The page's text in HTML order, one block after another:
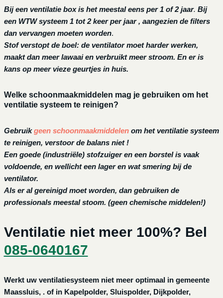
Bij een ventilatie box is het meestal eens per 1 of 2 jaar. Bij
een WTW systeem 1 tot 2 keer per jaar , aangezien de filters
dan vervangen moeten worden.
Stof verstopt de boel: de ventilator moet harder werken,
maakt dan meer lawaai en verbruikt meer stroom. En er is
kans op meer vieze geurtjes in huis.
Welke schoonmaakmiddelen mag je gebruiken om het
ventilatie systeem te reinigen?
Gebruikgeen schoonmaakmiddelen om het ventilatie systeem
te reinigen, verstoor de balans niet !
Een goede (industriële) stofzuiger en een borstel is vaak
voldoende, en wellicht een lager en wat smering bij de
ventilator.
Als er al gereinigd moet worden, dan gebruiken de
professionals meestal stoom. (geen chemische middelen!)
Ventilatie niet meer 100%? Bel
085-0640167
Werkt uw ventilatiesysteem niet meer optimaal in gemeente
Maassluis, . of in Kapelpolder, Sluispolder, Dijkpolder,